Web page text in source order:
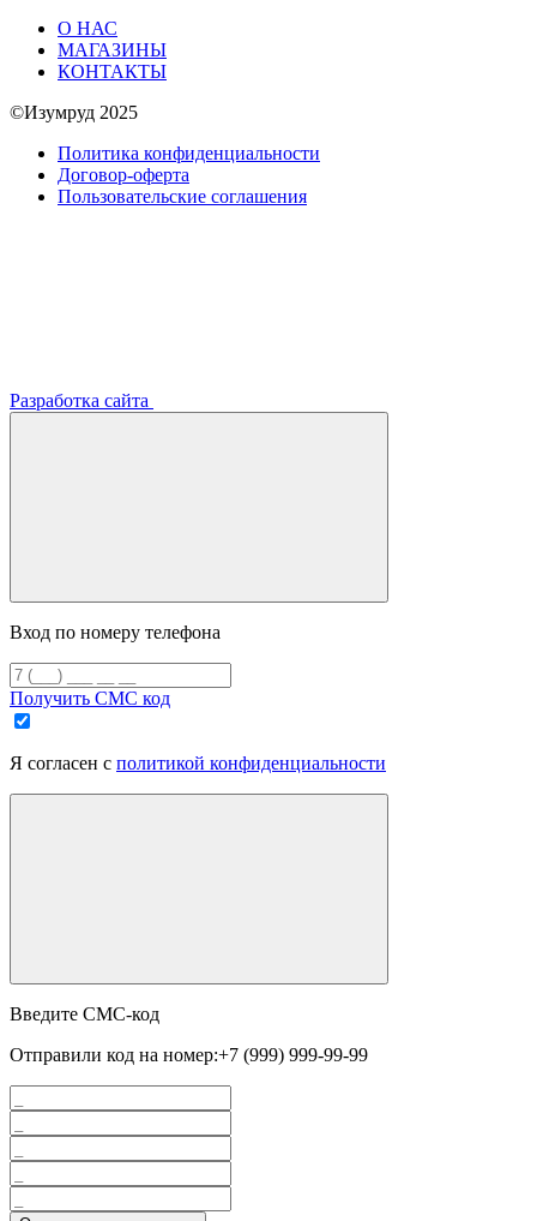
О НАС
МАГАЗИНЫ
КОНТАКТЫ
©Изумруд 2025
Политика конфиденциальности
Договор-оферта
Пользовательские соглашения
Разработка сайта
Вход по номеру телефона
Получить СМС код
Я согласен с политикой конфиденциальности
Введите СМС-код
Отправили код на номер:+7 (999) 999-99-99